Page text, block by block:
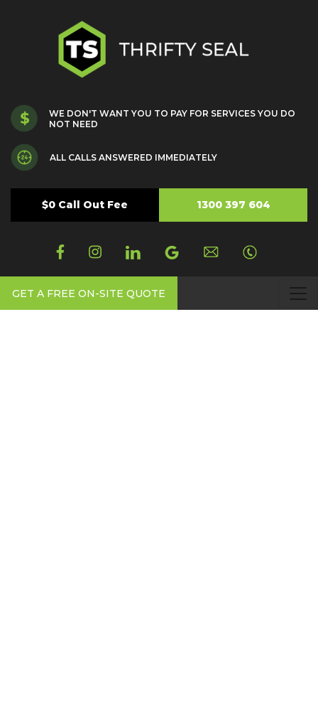
WE DON'T WANT YOU TO PAY FOR SERVICES YOU DO
NOT NEED
ALL CALLS ANSWERED IMMEDIATELY
$0 Call Out Fee 1300 397 604
GET A FREE ON-SITE QUOTE